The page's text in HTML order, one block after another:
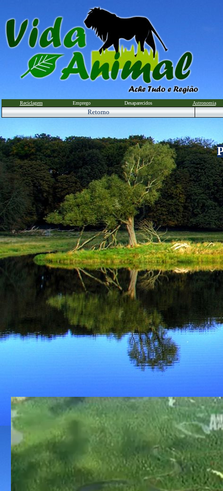
Reciclagem Emprego Desaparecidos Astronomia
Retorno